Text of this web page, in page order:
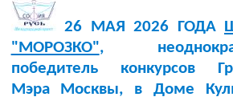
26 МАЯ 2026 ГОДА
"МОРОЗКО",
победитель конкурсов
Мэра Москвы, в Доме